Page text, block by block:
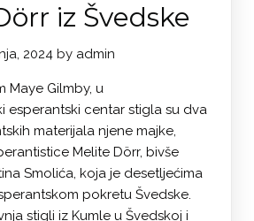
iz Švedske
2024 by admin
Maye Gilmby, u
esperantski centar stigla su dva
materijala njene majke,
Melite Dörr, bivše
Smolića, koja je desetljećima
pokretu Švedske.
stigli iz Kumle u Švedskoj i